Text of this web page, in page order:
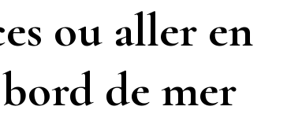
ou aller en
de mer